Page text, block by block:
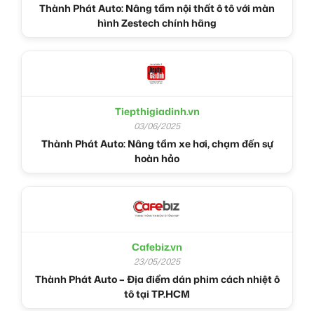
Thành Phát Auto: Nâng tầm nội thất ô tô với màn
hình Zestech chính hãng
Tiepthigiadinh.vn
03/06/2025
Thành Phát Auto: Nâng tầm xe hơi, chạm đến sự
hoàn hảo
Cafebiz.vn
23/05/2025
Thành Phát Auto – Địa điểm dán phim cách nhiệt ô
tô tại TP.HCM